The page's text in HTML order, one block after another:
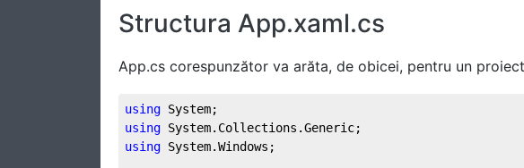
Structura App.xaml.cs
App.cs corespunzător va arăta, de obicei, pentru un
using
using
using System.Windows;